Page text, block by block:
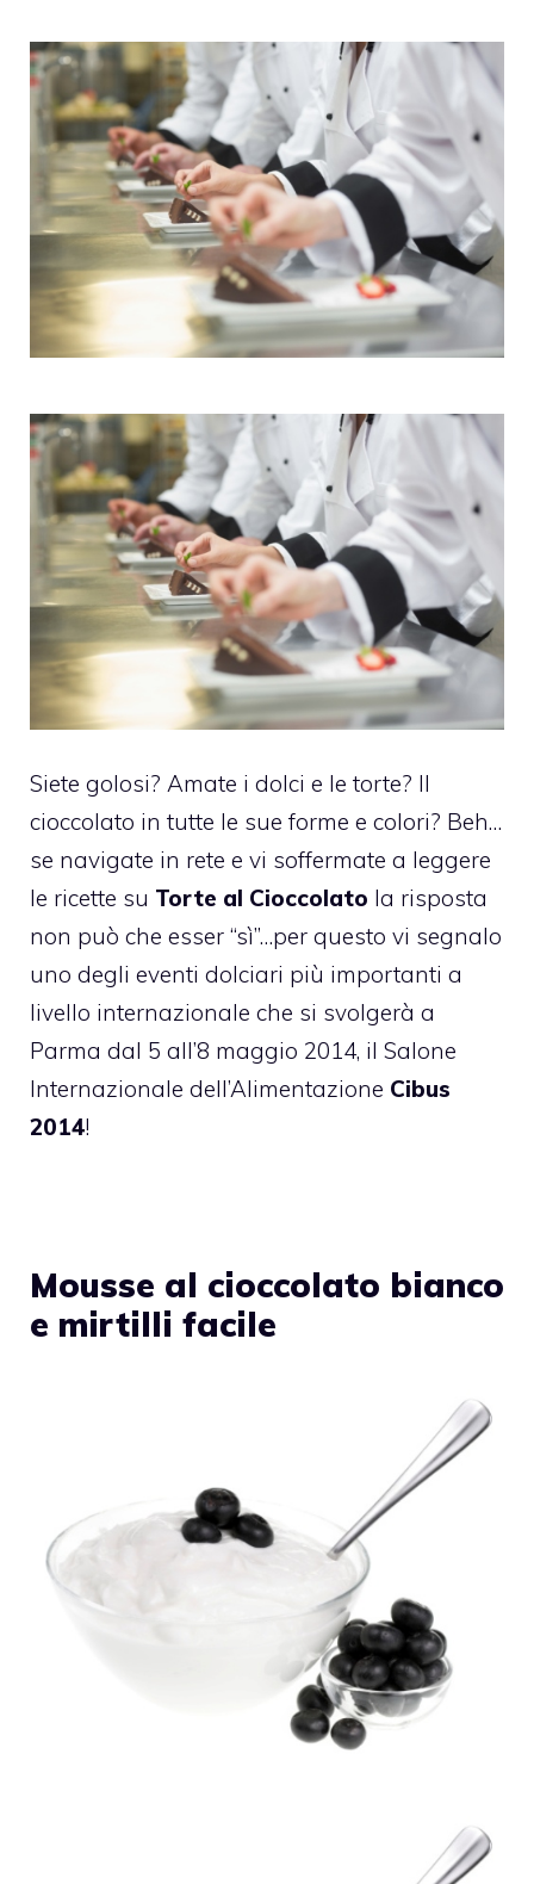
Siete golosi? Amate i dolci e le torte? Il
cioccolato in tutte le sue forme e colori? Beh…
se navigate in rete e vi soffermate a leggere
le ricette su Torte al Cioccolato la risposta
non può che esser “sì”…per questo vi segnalo
uno degli eventi dolciari più importanti a
livello internazionale che si svolgerà a
Parma dal 5 all’8 maggio 2014, il Salone
Internazionale dell’Alimentazione Cibus
2014!
Mousse al cioccolato bianco
e mirtilli facile